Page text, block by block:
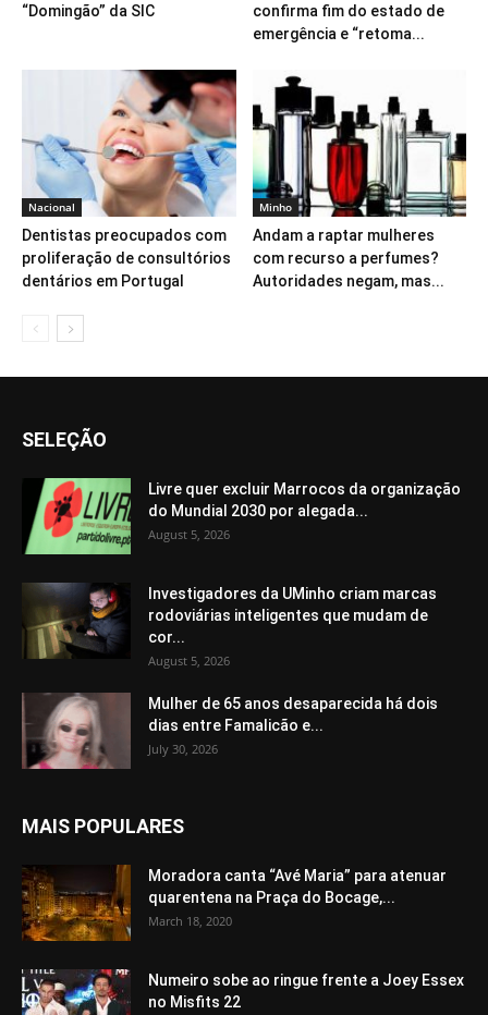
“Domingão” da SIC
confirma fim do estado de
emergência e “retoma...
Nacional
Dentistas preocupados com
proliferação de consultórios
dentários em Portugal
Minho
Andam a raptar mulheres
com recurso a perfumes?
Autoridades negam, mas...
SELEÇÃO
Livre quer excluir Marrocos da organização
do Mundial 2030 por alegada...
August 5, 2026
Investigadores da UMinho criam marcas
rodoviárias inteligentes que mudam de
cor...
August 5, 2026
Mulher de 65 anos desaparecida há dois
dias entre Famalicão e...
July 30, 2026
MAIS POPULARES
Moradora canta “Avé Maria” para atenuar
quarentena na Praça do Bocage,...
March 18, 2020
Numeiro sobe ao ringue frente a Joey Essex
no Misfits 22